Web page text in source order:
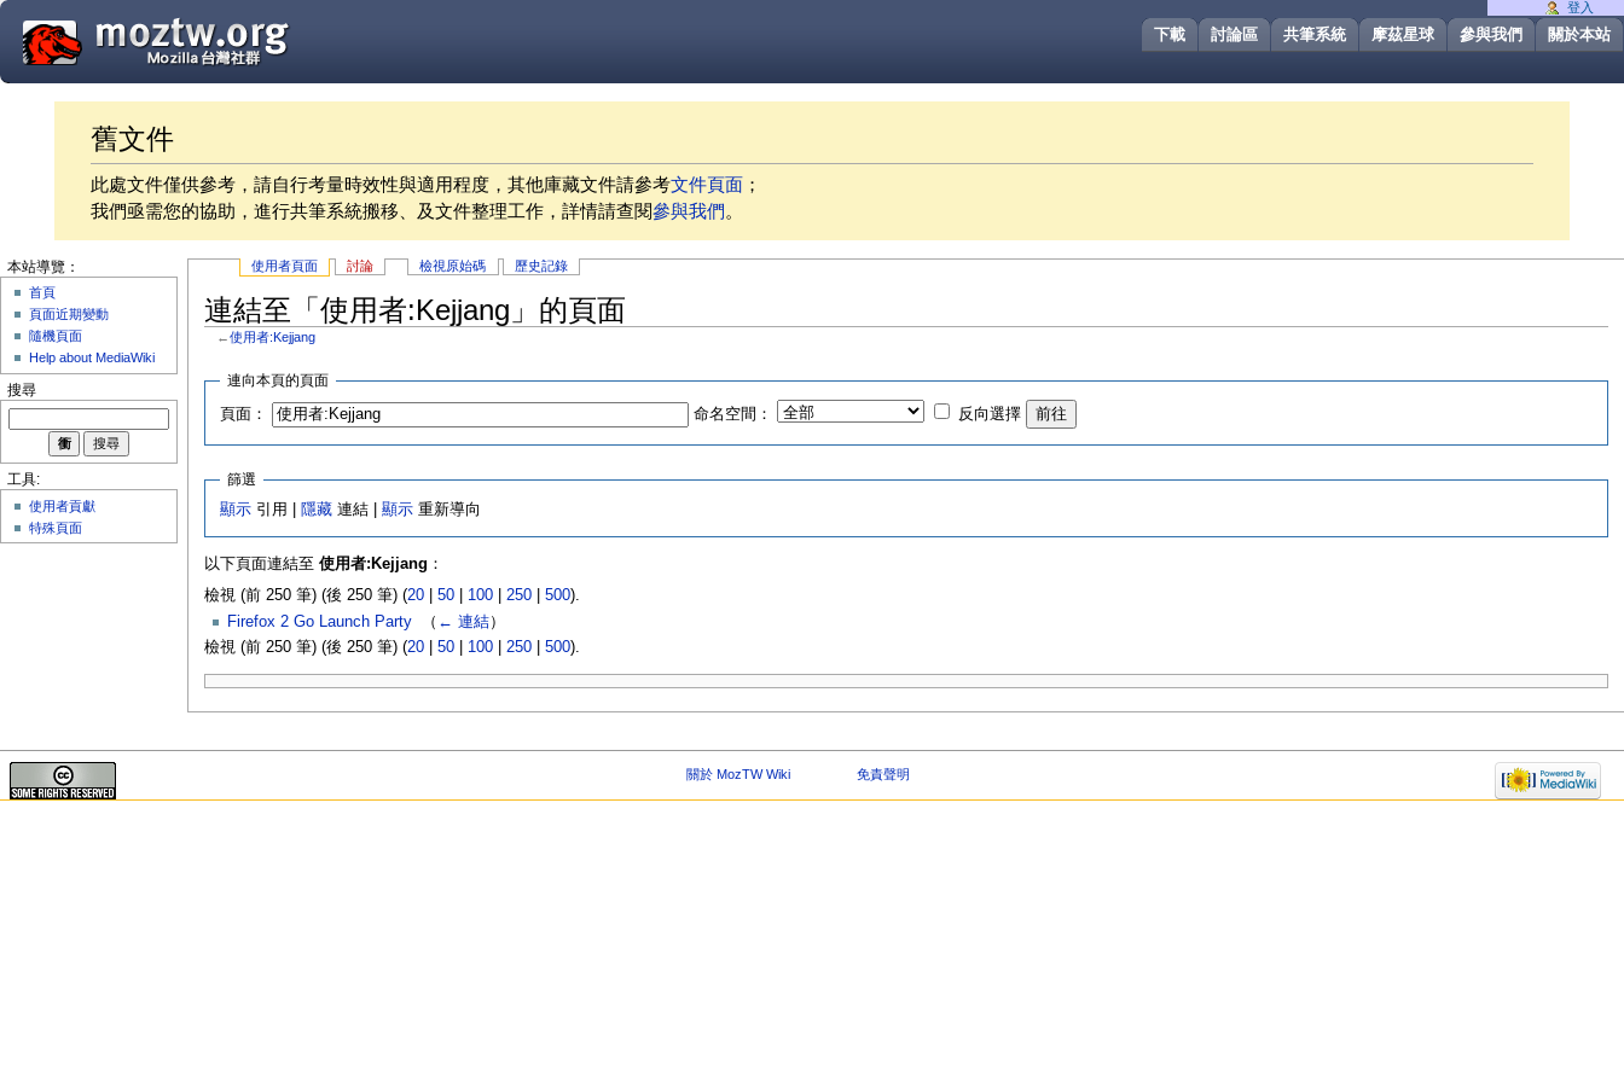
關於本站
參與我們
摩茲星球
共筆系統
討論區
下載
舊文件
此處文件僅供參考，請自行考量時效性與適用程度，其他庫藏文件請參考文件頁面 ；
我們亟需您的協助，進行共筆系統搬移、及文件整理工作，詳情請查閱參與我們。
使用者頁面 討論 檢視原始碼 歷史記錄
連結至「使用者:Kejjang」的頁面
←使用者:Kejjang
連向本頁的頁面
頁面： 命名空間： 反向選擇
篩選
顯示 引用 | 隱藏 連結 |顯示 重新導向
以下頁面連結至 使用者:Kejjang ：
檢視 (前 250 筆) (後 250 筆) (20| 50| 100| 250| 500).
Firefox 2 Go Launch Party‎ （ ← 連結）
檢視 (前 250 筆) (後 250 筆) (20| 50| 100| 250| 500).
登入
本站導覽：
首頁
頁面近期變動
隨機頁面
Help about MediaWiki
搜尋
工具:
使用者貢獻
特殊頁面
關於 MozTW Wiki 免責聲明